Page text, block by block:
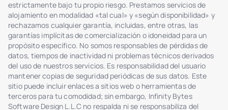
estrictamente bajo tu propio riesgo. Prestamos servicios de
alojamiento en modalidad «tal cual» y «según disponibilidad» y
rechazamos cualquier garantía, incluidas, entre otras, las
garantías implícitas de comercialización o idoneidad para un
propósito específico. No somos responsables de pérdidas de
datos, tiempos de inactividad ni problemas técnicos derivados
del uso de nuestros servicios. Es responsabilidad del usuario
mantener copias de seguridad periódicas de sus datos. Este
sitio puede incluir enlaces a sitios web o herramientas de
terceros para tu comodidad; sin embargo, Infinity Bytes
Software Design L.L.C no respalda ni se responsabiliza del